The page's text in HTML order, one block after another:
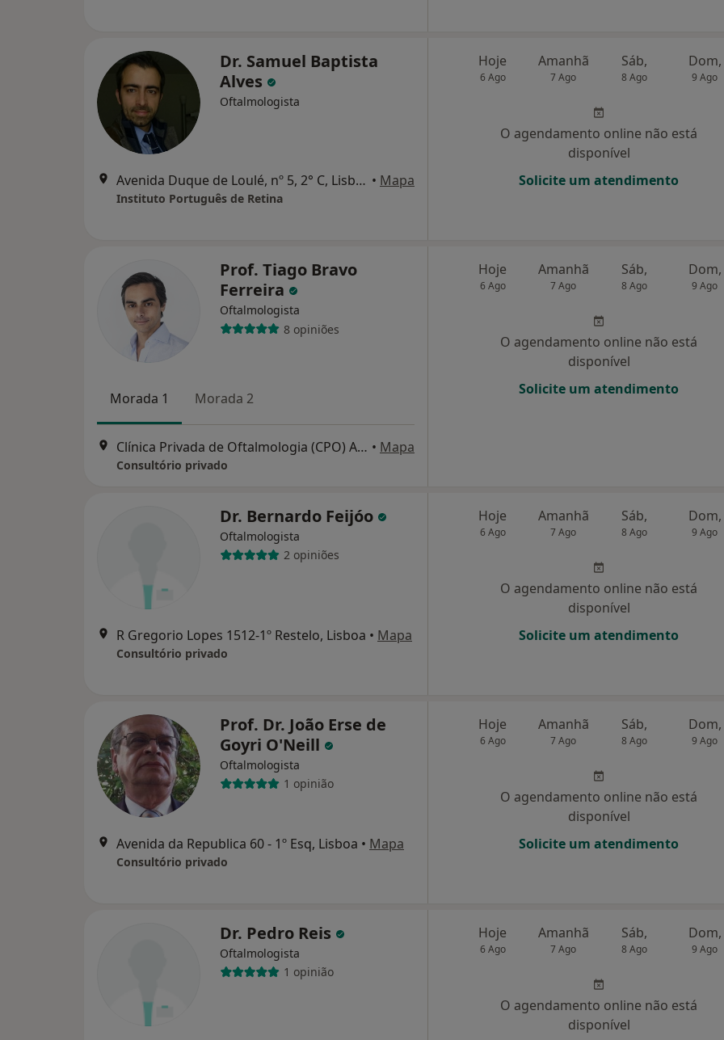
Dr. Samuel Baptista
Alves
Oftalmologista
Avenida Duque de Loulé, nº 5, 2° C, Lisboa • Mapa
Instituto Português de Retina
Hoje
6 Ago
Amanhã
7 Ago
Sáb,
8 Ago
Dom,
9 Ago
O agendamento online não está
disponível
Solicite um atendimento
Prof. Tiago Bravo
Ferreira
Oftalmologista
8 opiniões
Morada 1 Morada 2
Clínica Privada de Oftalmologia (CPO) Avenida da Liberdade 180 1º, Lisboa • Mapa
Consultório privado
Hoje
6 Ago
Amanhã
7 Ago
Sáb,
8 Ago
Dom,
9 Ago
O agendamento online não está
disponível
Solicite um atendimento
Dr. Bernardo Feijóo
Oftalmologista
2 opiniões
R Gregorio Lopes 1512-1º Restelo, Lisboa • Mapa
Consultório privado
Hoje
6 Ago
Amanhã
7 Ago
Sáb,
8 Ago
Dom,
9 Ago
O agendamento online não está
disponível
Solicite um atendimento
Prof. Dr. João Erse de
Goyri O'Neill
Oftalmologista
1 opinião
Avenida da Republica 60 - 1º Esq, Lisboa • Mapa
Consultório privado
Hoje
6 Ago
Amanhã
7 Ago
Sáb,
8 Ago
Dom,
9 Ago
O agendamento online não está
disponível
Solicite um atendimento
Dr. Pedro Reis
Oftalmologista
1 opinião
Hoje
6 Ago
Amanhã
7 Ago
Sáb,
8 Ago
Dom,
9 Ago
O agendamento online não está
disponível